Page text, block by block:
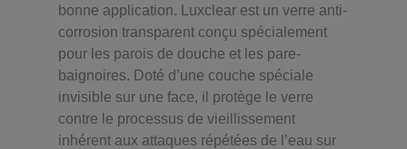
bonne application. Luxclear est un verre anti-
corrosion transparent conçu spécialement
pour les parois de douche et les pare-
baignoires. Doté d’une couche spéciale
invisible sur une face, il protège le verre
contre le processus de vieillissement
inhérent aux attaques répétées de l’eau sur